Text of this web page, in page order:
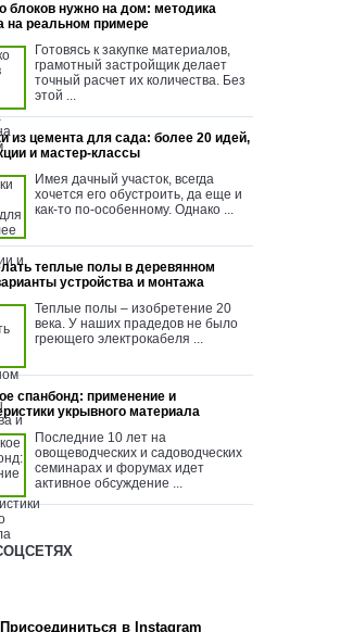
блоков нужно на дом: методика
на реальном примере
Готовясь к закупке материалов,
грамотный застройщик делает
точный расчет их количества. Без
этой ...
из цемента для сада: более 20 идей,
и мастер-классы
Имея дачный участок, всегда
хочется его обустроить, да еще и
как-то по-особенному. Однако ...
теплые полы в деревянном
устройства и монтажа
Теплые полы – изобретение 20
века. У наших прадедов не было
греющего электрокабеля ...
спанбонд: применение и
укрывного материала
Последние 10 лет на
овощеводческих и садоводческих
семинарах и форумах идет
активное обсуждение ...
Присоединиться в Instagram